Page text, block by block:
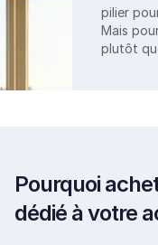
pilier
Mais
plutôt
Pourquoi
dédié à votre